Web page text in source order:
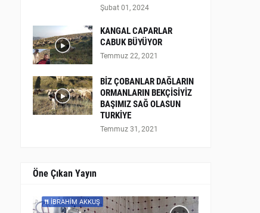
Şubat 01, 2024
KANGAL CAPARLAR
CABUK BÜYÜYOR
Temmuz 22, 2021
BİZ ÇOBANLAR DAĞLARIN
ORMANLARIN BEKÇİSİYİZ
BAŞIMIZ SAĞ OLASUN
TURKİYE
Temmuz 31, 2021
Öne Çıkan Yayın
İBRAHIM AKKUŞ